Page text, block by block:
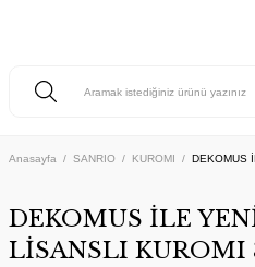
Anasayfa SANRIO KUROMI DEKOMUS
DEKOMUS İLE
LİSANSLI KUROMI